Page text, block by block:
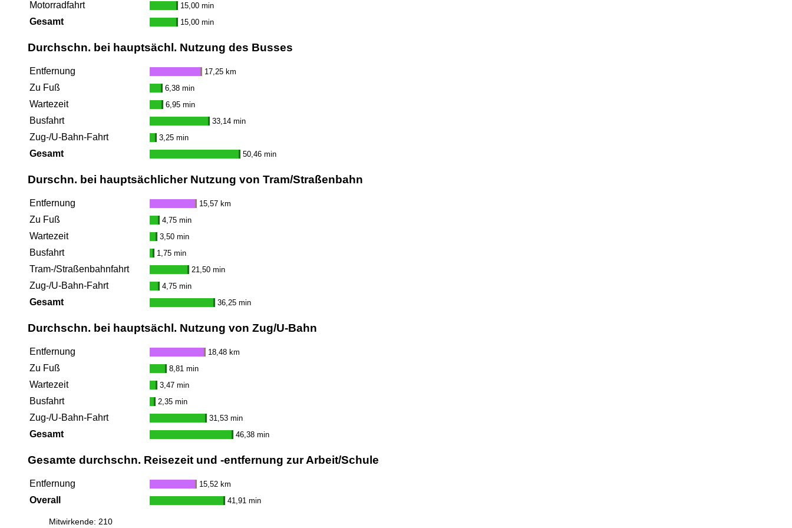
Motorradfahrt 15,00 min
Gesamt 15,00 min
Durchschn. bei hauptsächl. Nutzung des Busses
Entfernung 17,25 km
Zu Fuß 6,38 min
Wartezeit 6,95 min
Busfahrt 33,14 min
Zug-/U-Bahn-Fahrt 3,25 min
Gesamt 50,46 min
Durschn. bei hauptsächlicher Nutzung von Tram/Straßenbahn
Entfernung 15,57 km
Zu Fuß 4,75 min
Wartezeit 3,50 min
Busfahrt 1,75 min
Tram-/Straßenbahnfahrt 21,50 min
Zug-/U-Bahn-Fahrt 4,75 min
Gesamt 36,25 min
Durchschn. bei hauptsächl. Nutzung von Zug/U-Bahn
Entfernung 18,48 km
Zu Fuß 8,81 min
Wartezeit 3,47 min
Busfahrt 2,35 min
Zug-/U-Bahn-Fahrt 31,53 min
Gesamt 46,38 min
Gesamte durchschn. Reisezeit und -entfernung zur Arbeit/Schule
Entfernung 15,52 km
Overall 41,91 min
Mitwirkende: 210